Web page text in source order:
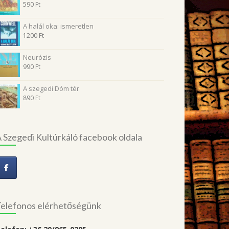
590 Ft
A halál oka: ismeretlen
1200 Ft
Neurózis
990 Ft
A szegedi Dóm tér
890 Ft
Szegedi Kultúrkáló facebook oldala
elérhetőségünk